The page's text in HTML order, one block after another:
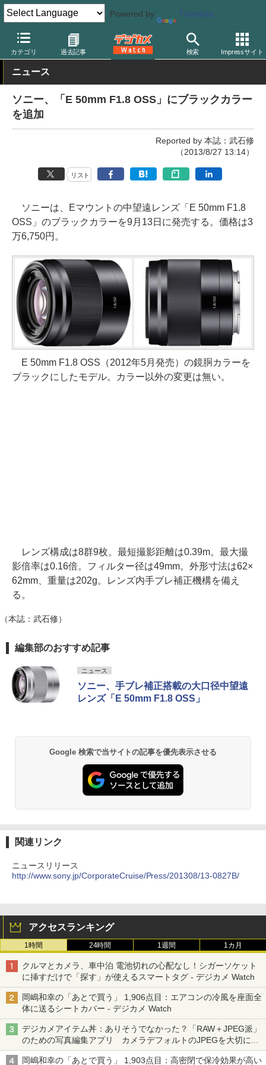
Powered by Translate
カテゴリ 過去記事 検索 Impressサイト
デジカメ Watch レンズ 交換レンズ ソニー
ニュース
ソニー、「E 50mm F1.8 OSS」にブラックカラー
を追加
Reported by 本誌：武石修
（2013/8/27 13:14）
リスト
ソニーは、Eマウントの中望遠レンズ「E 50mm F1.8
OSS」のブラックカラーを9月13日に発売する。価格は3
万6,750円。
E 50mm F1.8 OSS（2012年5月発売）の鏡胴カラーを
ブラックにしたモデル。カラー以外の変更は無い。
レンズ構成は8群9枚。最短撮影距離は0.39m。最大撮
影倍率は0.16倍。フィルター径は49mm。外形寸法は62×
62mm、重量は202g。レンズ内手ブレ補正機構を備え
る。
（本誌：武石修）
編集部のおすすめ記事
ニュース
ソニー、手ブレ補正搭載の大口径中望遠
レンズ「E 50mm F1.8 OSS」
Google 検索で当サイトの記事を優先表示させる
関連リンク
ニュースリリース
http://www.sony.jp/CorporateCruise/Press/201308/13-0827B/
アクセスランキング
1時間 24時間 1週間 1カ月
クルマとカメラ、車中泊 電池切れの心配なし！シガーソケット
に挿すだけで「探す」が使えるスマートタグ - デジカメ Watch
岡嶋和幸の「あとで買う」 1,906点目：エアコンの冷風を座面全
体に送るシートカバー - デジカメ Watch
デジカメアイテム丼：ありそうでなかった？「RAW＋JPEG派」
のための写真編集アプリ カメラデフォルトのJPEGを大切にす
る「Filmator」
岡嶋和幸の「あとで買う」 1,903点目：高密閉で保冷効果が高い